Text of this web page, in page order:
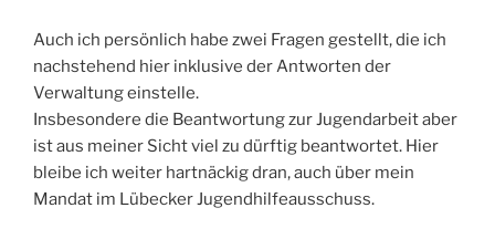
Auch ich persönlich habe zwei Fragen gestellt, die ich
nachstehend hier inklusive der Antworten der
Verwaltung einstelle.
Insbesondere die Beantwortung zur Jugendarbeit aber
ist aus meiner Sicht viel zu dürftig beantwortet. Hier
bleibe ich weiter hartnäckig dran, auch über mein
Mandat im Lübecker Jugendhilfeausschuss.